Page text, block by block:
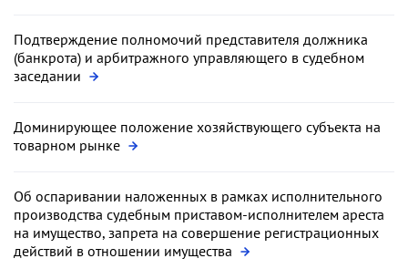
Подтверждение полномочий представителя должника
(банкрота) и арбитражного управляющего в судебном
заседании
Доминирующее положение хозяйствующего субъекта на
товарном рынке
Об оспаривании наложенных в рамках исполнительного
производства судебным приставом-исполнителем ареста
на имущество, запрета на совершение регистрационных
действий в отношении имущества